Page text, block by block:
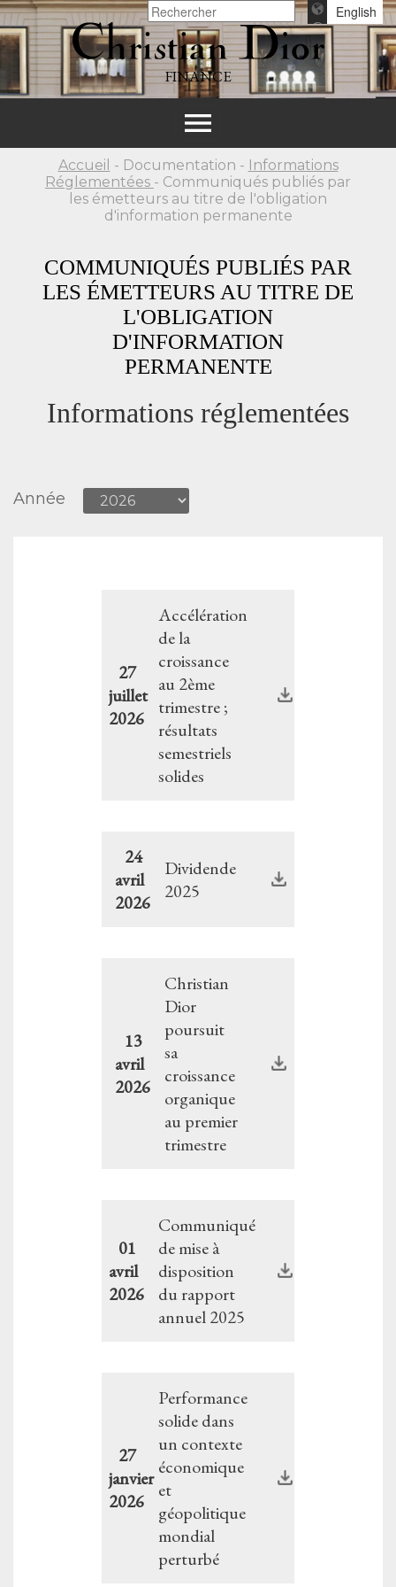
English
FINANCE
Toggle
Accueil - Documentation - Informations
Réglementées - Communiqués publiés par
les émetteurs au titre de l'obligation
d'information permanente
COMMUNIQUÉS PUBLIÉS PAR
LES ÉMETTEURS AU TITRE DE
L'OBLIGATION
D'INFORMATION
PERMANENTE
Informations réglementées
Année
27
juillet
2026
Accélération
de la
croissance
au 2ème
trimestre ;
résultats
semestriels
solides
24
avril
2026
Dividende
2025
13
avril
2026
Christian
Dior
poursuit
sa
croissance
organique
au premier
trimestre
01
avril
2026
Communiqué
de mise à
disposition
du rapport
annuel 2025
27
janvier
2026
Performance
solide dans
un contexte
économique
et
géopolitique
mondial
perturbé